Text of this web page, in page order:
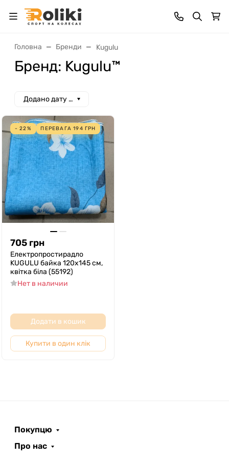
Головна Бренди Kugulu
Бренд: Kugulu™
Додано дату спад
- 22% ПЕРЕВАГА194 ГРН
705 грн
Електропростирадло
KUGULU байка 120x145 см,
квітка біла (55192)
Нет в наличии
Додати в кошик
Купити в один клік
Покупцю
Про нас